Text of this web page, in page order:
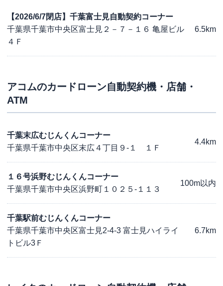
【2026/6/7閉店】千葉富士見自動契約コーナー
千葉県千葉市中央区富士見２－７－１６ 亀屋ビル
４Ｆ
6.5km
アコムのカードローン自動契約機・店舗・
ATM
千葉末広むじんくんコーナー
千葉県千葉市中央区末広４丁目９-１ １Ｆ
4.4km
１６号浜野むじんくんコーナー
千葉県千葉市中央区浜野町１０２５-１１３
100m以内
千葉駅前むじんくんコーナー
千葉県千葉市中央区富士見2-4-3 富士見ハイライ
トビル3Ｆ
6.7km